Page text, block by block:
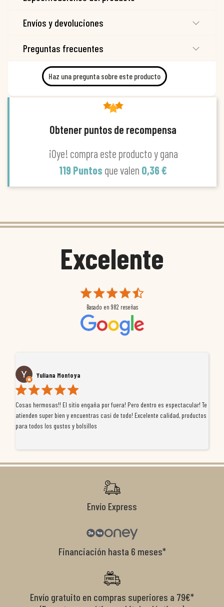
Envíos y devoluciones
Preguntas frecuentes
Haz una pregunta sobre este producto
Obtener puntos de recompensa
¡Oye! compra este producto y gana
119 Puntos que valen 0,36 €
Excelente
Basado en 982 reseñas
Yuliana Montoya
Cosas hermosas!! El sitio engaña por fuera! Pero dentro es espectacular! Te
atienden super bien y encuentras casi de todo! Excelente calidad, productos
para todos los gustos y bolsillos
Envío Express
Financiación hasta 6 meses*
Envío gratuito en compras superiores a 79€*